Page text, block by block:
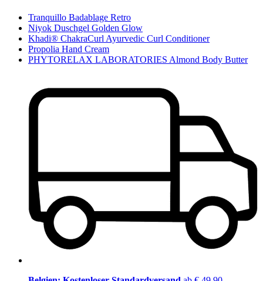
Tranquillo Badablage Retro
Niyok Duschgel Golden Glow
Khadi® ChakraCurl Ayurvedic Curl Conditioner
Propolia Hand Cream
PHYTORELAX LABORATORIES Almond Body Butter